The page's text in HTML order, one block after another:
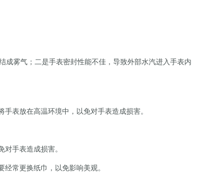
雾气；二是手表密封性能不佳，导致外部水汽进入手表内
表放在高温环境中，以免对手表造成损害。
手表造成损害。
常更换纸巾，以免影响美观。